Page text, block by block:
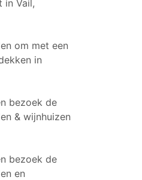
in Vail,
om met een
in
bezoek de
& wijnhuizen
bezoek de
en